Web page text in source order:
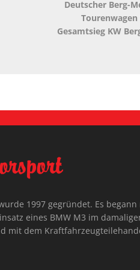
Deutscher Berg-
Tourenwagen
Gesamtsieg KW
1997 gegründet. Es
eines BMW M3 im
mit dem